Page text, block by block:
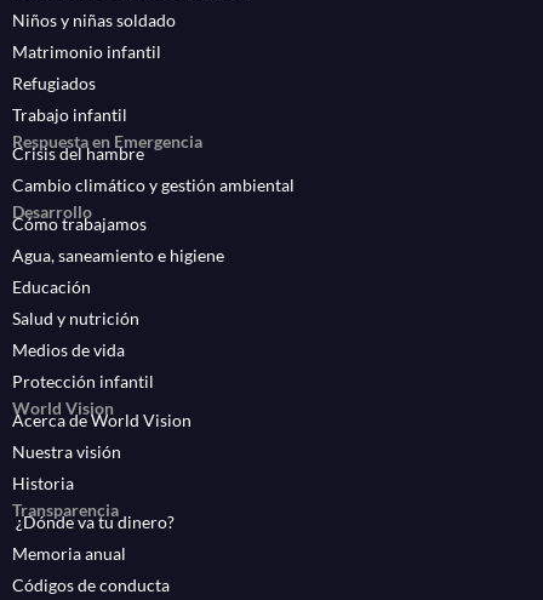
Niños y niñas soldado
Matrimonio infantil
Refugiados
Trabajo infantil
Respuesta en Emergencia
Crisis del hambre
Cambio climático y gestión ambiental
Desarrollo
Cómo trabajamos
Agua, saneamiento e higiene
Educación
Salud y nutrición
Medios de vida
Protección infantil
World Vision
Acerca de World Vision
Nuestra visión
Historia
Transparencia
¿Dónde va tu dinero?
Memoria anual
Códigos de conducta